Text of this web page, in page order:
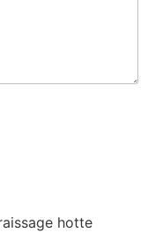
hotte